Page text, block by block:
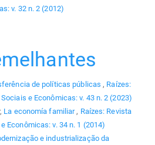
v. 32 n. 2 (2012)
de políticas públicas , Raízes:
e Econômicas: v. 43 n. 2 (2023)
La economía familiar , Raízes: Revista
Econômicas: v. 34 n. 1 (2014)
e industrialização da